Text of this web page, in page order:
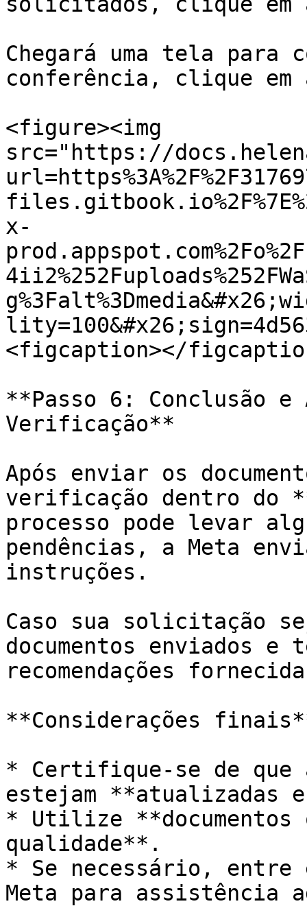
Chegará uma tela
conferência, clique em
<figure><img
src="https://
x-
<figcaption></
**Passo 6: Conclusão e
Verificação**
Após enviar os
verificação dentro do
processo pode levar
pendências, a Meta
instruções.
Caso sua solicitação
documentos enviados e
recomendações
**Considerações
* Certifique-se de que
estejam **atualizadas
* Utilize
qualidade**.
* Se necessário, entre
Meta para assistência